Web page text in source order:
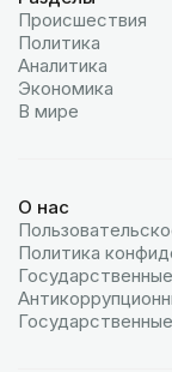
Происшествия
Политика
Аналитика
Экономика
В мире
О нас
Политика